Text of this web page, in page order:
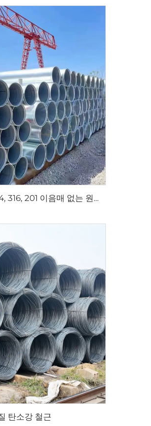
스테인리스 강관 304, 316, 201 이음매 없는 원형 파이프
탄소강 철근